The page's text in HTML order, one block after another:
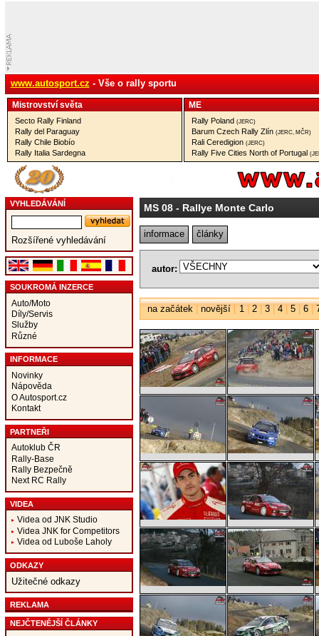
www.autosport.cz - Vše o rally sportu
Mistrovství­ světa
Secto Rally Finland
Rally del Paraguay
Rally Chile Biobío
Rally Italia Sardegna
ME
Rally Poland (JERC)
Barum Czech Rally Zlín (JERC, MČR)
Rali Ceredigion (JERC)
Rally Five Cities North of Portugal
VYHLEDÁVÁNÍ
Rozšířené vyhledávání
SOUKROMÁ INZERCE
Auto/Moto
Díly/Servis
Služby
Různé
INFORMACE
Novinky
Nápověda
O Autosport.cz
Kontakt
PARTNEŘI
Autoklub ČR
Rally-Base
Rally Bezpečně
Next RC Rally
VIDEA
Videa od JNK Studio
Videa JNK for Competitors
Videa od Luboše Laholy
ODKAZY
Užitečné odkazy
REKLAMA
NEJČTENĚJŠÍ ČLÁNKY
MS 08- Rallye Monte Carlo
informace články
autor:
na začátek| novější[ 1| 2| 3| 4| 5| 6|